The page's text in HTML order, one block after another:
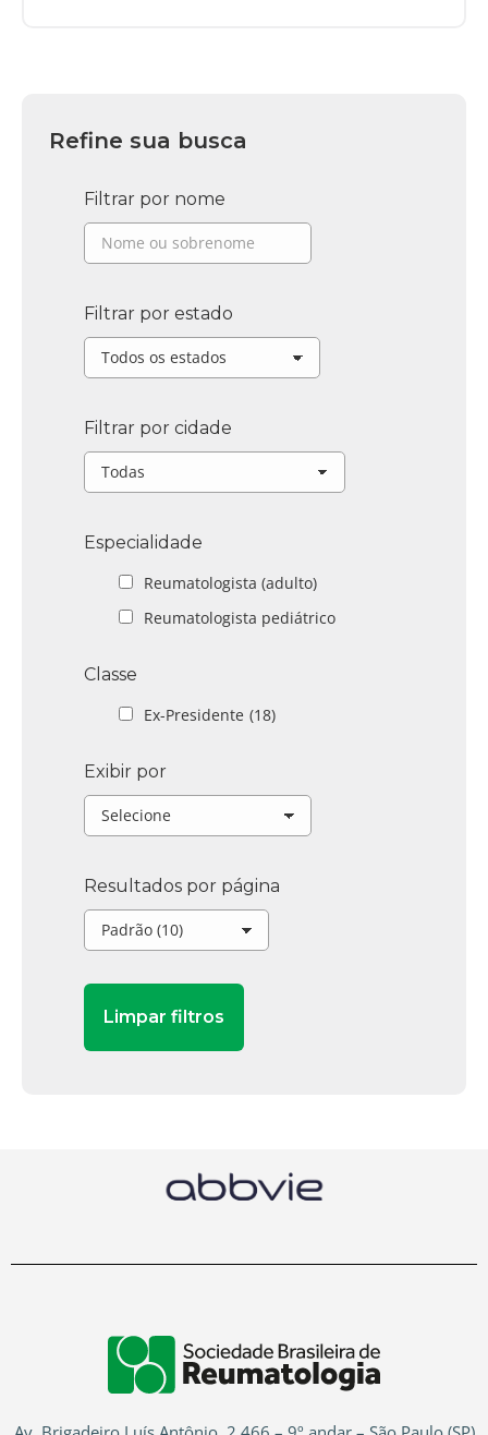
Refine sua busca
Filtrar por nome
Filtrar por estado
Filtrar por cidade
Especialidade
Reumatologista (adulto)
Reumatologista pediátrico
Classe
Ex-Presidente (18)
Exibir por
Resultados por página